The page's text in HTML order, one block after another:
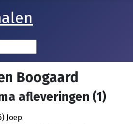
Boogaard
afleveringen (1)
Joep